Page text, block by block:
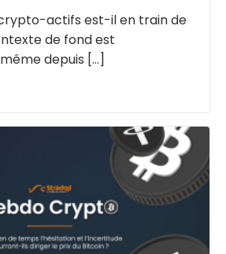
actifs est-il en train de
de fond est
depuis [...]